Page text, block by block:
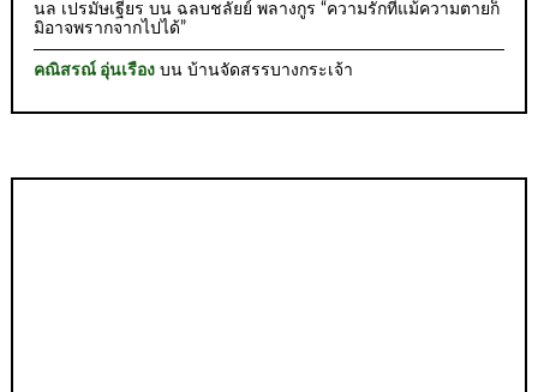
นล เปรมัษเฐียร บน ฉลบชลัยย์ พลางกูร “ความรักที่แม้ความตายก็
มิอาจพรากจากไปได้”
คณิสรณ์ อุ่นเรือง บนบ้านจัดสรรบางกระเจ้า